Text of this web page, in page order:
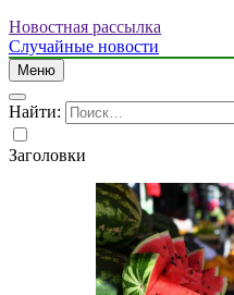
Новостная рассылка
Случайные новости
Меню
Найти:
Заголовки